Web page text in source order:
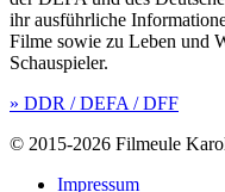
ihr ausführliche
Filme sowie zu Leben und
Schauspieler.
» DDR / DEFA / DFF
© 2015-2026 Filmeule
Impressum